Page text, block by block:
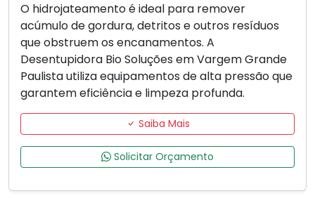
O hidrojateamento é ideal para remover
acúmulo de gordura, detritos e outros resíduos
que obstruem os encanamentos. A
Desentupidora Bio Soluções em Vargem Grande
Paulista utiliza equipamentos de alta pressão que
garantem eficiência e limpeza profunda.
Saiba Mais
Solicitar Orçamento